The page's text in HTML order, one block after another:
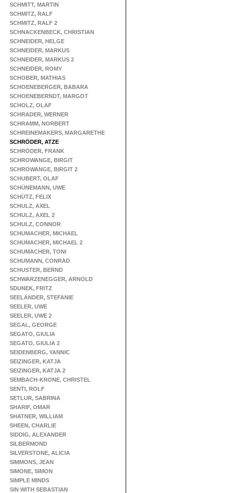
SCHMITT, MARTIN
SCHMITZ, RALF
SCHMITZ, RALF 2
SCHNACKENBECK, CHRISTIAN
SCHNEIDER, HELGE
SCHNEIDER, MARKUS
SCHNEIDER, MARKUS 2
SCHNEIDER, ROMY
SCHOBER, MATHIAS
SCHOENEBERGER, BABARA
SCHOENEBERNDT, MARGOT
SCHOLZ, OLAF
SCHRADER, WERNER
SCHRAMM, NORBERT
SCHREINEMAKERS, MARGARETHE
SCHRÖDER, ATZE
SCHRÖDER, FRANK
SCHROWANGE, BIRGIT
SCHROWANGE, BIRGIT 2
SCHUBERT, OLAF
SCHÜNEMANN, UWE
SCHÜTZ, FELIX
SCHULZ, AXEL
SCHULZ, AXEL 2
SCHULZ, CONNOR
SCHUMACHER, MICHAEL
SCHUMACHER, MICHAEL 2
SCHUMACHER, TONI
SCHUMANN, CONRAD
SCHUSTER, BERND
SCHWARZENEGGER, ARNOLD
SDUNEK, FRITZ
SEELÄNDER, STEFANIE
SEELER, UWE
SEELER, UWE 2
SEGAL, GEORGE
SEGATO, GIULIA
SEGATO, GIULIA 2
SEIDENBERG, YANNIC
SEIZINGER, KATJA
SEIZINGER, KATJA 2
SEMBACH-KRONE, CHRISTEL
SENTI, ROLF
SETLUR, SABRINA
SHARIF, OMAR
SHATNER, WILLIAM
SHEEN, CHARLIE
SIDDIG, ALEXANDER
SILBERMOND
SILVERSTONE, ALICIA
SIMMONS, JEAN
SIMONE, SIMON
SIMPLE MINDS
SIN WITH SEBASTIAN